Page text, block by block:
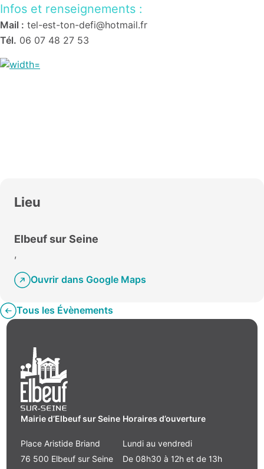
Infos et renseignements :
Mail : tel-est-ton-defi@hotmail.fr
Tél. 06 07 48 27 53
Lieu
Elbeuf sur Seine
,
Ouvrir dans Google Maps
Tous les Évènements
Mairie d’Elbeuf sur Seine
Place Aristide Briand
76 500 Elbeuf sur Seine
Horaires d’ouverture
Lundi au vendredi
De 08h30 à 12h et de 13h